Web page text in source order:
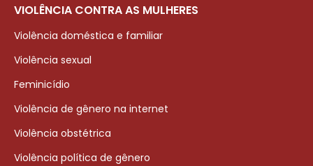
VIOLÊNCIA CONTRA AS MULHERES
Violência doméstica e familiar
Violência sexual
Feminicídio
Violência de gênero na internet
Violência obstétrica
Violência política de gênero